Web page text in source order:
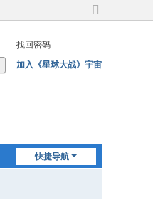
切
宽
找回密码
加入《星球大战》宇宙
快捷导航